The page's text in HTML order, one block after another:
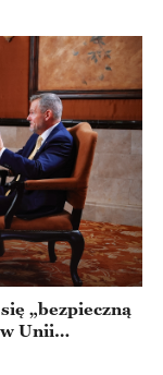
„bezpieczną
Unii